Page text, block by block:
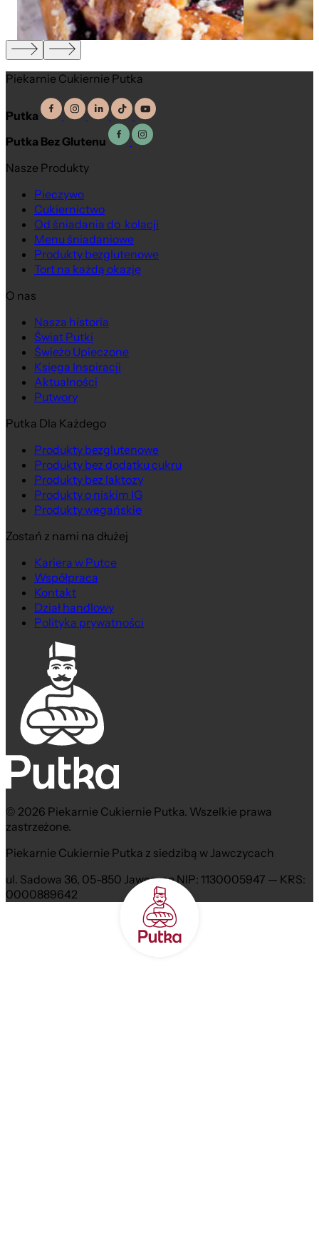
Piekarnie Cukiernie Putka
Putka
Putka Bez Glutenu
Nasze Produkty
Pieczywo
Cukiernictwo
Od śniadania do kolacji
Menu śniadaniowe
Produkty bezglutenowe
Tort na każdą okazję
O nas
Nasza historia
Świat Putki
Świeżo Upieczone
Księga Inspiracji
Aktualności
Putwory
Putka Dla Każdego
Produkty bezglutenowe
Produkty bez dodatku cukru
Produkty bez laktozy
Produkty o niskim IG
Produkty wegańskie
Zostań z nami na dłużej
Kariera w Putce
Współpraca
Kontakt
Dział handlowy
Polityka prywatności
© 2026 Piekarnie Cukiernie Putka. Wszelkie prawa
zastrzeżone.
Piekarnie Cukiernie Putka z siedzibą w Jawczycach
ul. Sadowa 36, 05-850 Jawczyce NIP: 1130005947 — KRS:
0000889642